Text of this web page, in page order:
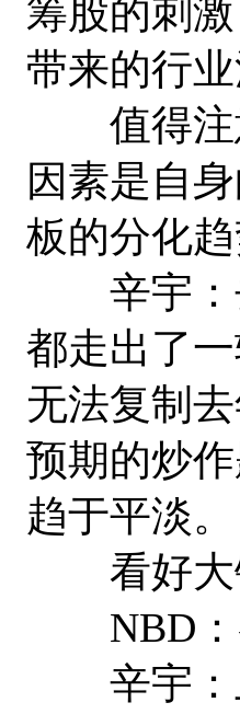
筹股的刺
带来的行
值得注意
因素是自
板的分化趋
辛宇：去
都走出了
无法复制
预期的炒
趋于平淡。
看好大
NBD：
辛宇：上